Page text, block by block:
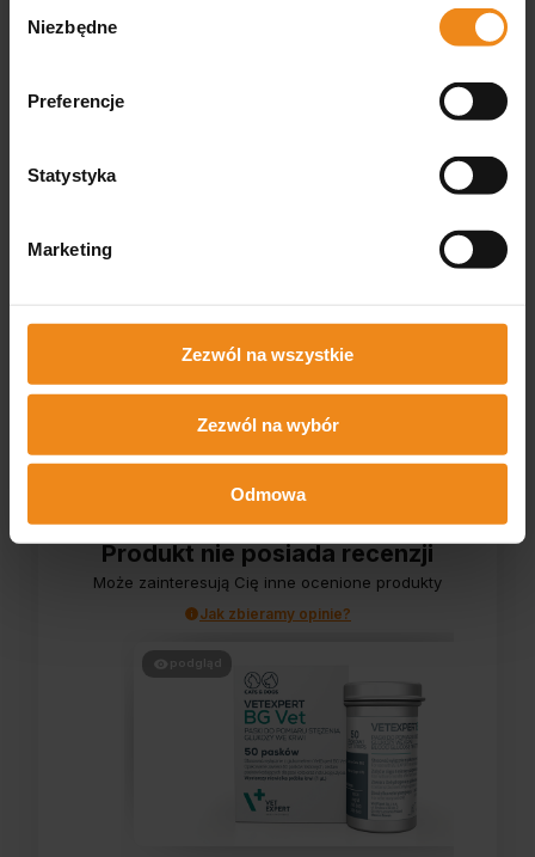
zgody
Niezbędne
Preferencje
Statystyka
Marketing
Zezwól na wszystkie
Zezwól na wybór
Odmowa
Polisept VET H opatrunek
na rany 10 x 10 cm 3 szt.
DO KOSZYKA
Opinie
Produkt nie posiada recenzji
Może zainteresują Cię inne ocenione produkty
Jak zbieramy opinie?
podgląd